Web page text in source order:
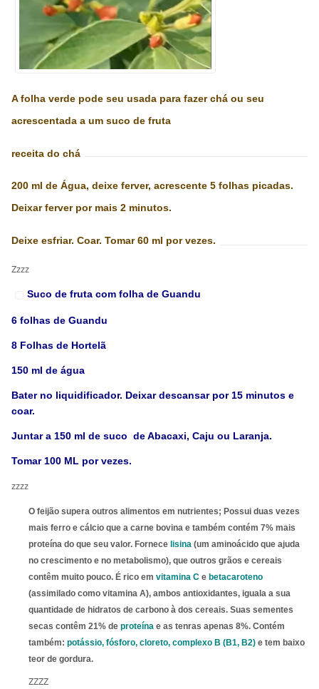
A folha verde pode seu usada para fazer chá ou seu
acrescentada a um suco de fruta
receita do chá
200 ml de Água, deixe ferver, acrescente 5 folhas picadas.
Deixar ferver por mais 2 minutos.
Deixe esfriar. Coar. Tomar 60 ml por vezes.
Zzzz
Suco de fruta com folha de Guandu
6 folhas de Guandu
8 Folhas de Hortelã
150 ml de água
Bater no liquidificador. Deixar descansar por 15 minutos e
coar.
Juntar a 150 ml de suco de Abacaxi, Caju ou Laranja.
Tomar 100 ML por vezes.
zzzz
O feijão supera outros alimentos em nutrientes; Possui duas vezes
mais ferro e cálcio que a carne bovina e também contém 7% mais
proteína do que seu valor. Fornecelisina (um aminoácido que ajuda
no crescimento e no metabolismo), que outros grãos e cereais
contêm muito pouco. É rico emvitamina C ebetacaroteno
(assimilado como vitamina A), ambos antioxidantes, iguala a sua
quantidade de hidratos de carbono à dos cereais. Suas sementes
secas contêm 21% de proteína e as tenras apenas 8%. Contém
também:potássio, fósforo, cloreto, complexo B (B1, B2)e tem baixo
teor de gordura.
ZZZZ